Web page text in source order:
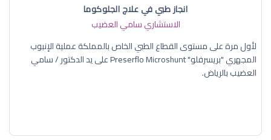
انجاز طبي في علاج الجلوكوما
الاستشاري سامي العضيب
لأول مرة على مستوى القطاع الطبي الخاص بالمملكة عملية الإنبوب
المجهري "بريسرفلو" Preserflo Microshunt على يد الدكتور / سامي
العضيب بالرياض.